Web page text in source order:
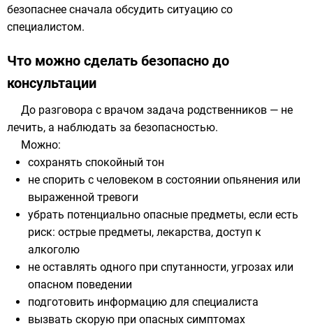
безопаснее сначала обсудить ситуацию со
специалистом.
Что можно сделать безопасно до
консультации
До разговора с врачом задача родственников — не
лечить, а наблюдать за безопасностью.
Можно:
сохранять спокойный тон
не спорить с человеком в состоянии опьянения или
выраженной тревоги
убрать потенциально опасные предметы, если есть
риск: острые предметы, лекарства, доступ к
алкоголю
не оставлять одного при спутанности, угрозах или
опасном поведении
подготовить информацию для специалиста
вызвать скорую при опасных симптомах